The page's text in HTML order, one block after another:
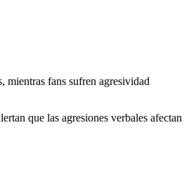
mientras fans sufren agresividad
que las agresiones verbales afectan